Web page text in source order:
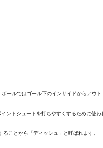
ルではゴール下のインサイドからアウ
ントシュートを打ちやすくするために使わ
ことから「ディッシュ」と呼ばれます。